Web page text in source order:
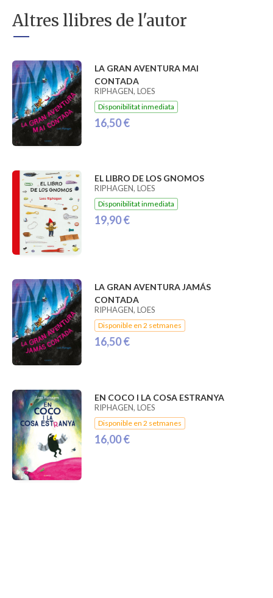
Altres llibres de l'autor
LA GRAN AVENTURA MAI
CONTADA
RIPHAGEN, LOES
Disponibilitat inmediata
16,50 €
EL LIBRO DE LOS GNOMOS
RIPHAGEN, LOES
Disponibilitat inmediata
19,90 €
LA GRAN AVENTURA JAMÁS
CONTADA
RIPHAGEN, LOES
Disponible en 2 setmanes
16,50 €
EN COCO I LA COSA ESTRANYA
RIPHAGEN, LOES
Disponible en 2 setmanes
16,00 €